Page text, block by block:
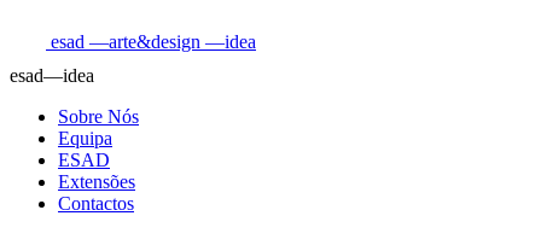
esad —arte&design —idea
esad—idea
Sobre Nós
Equipa
ESAD
Extensões
Contactos